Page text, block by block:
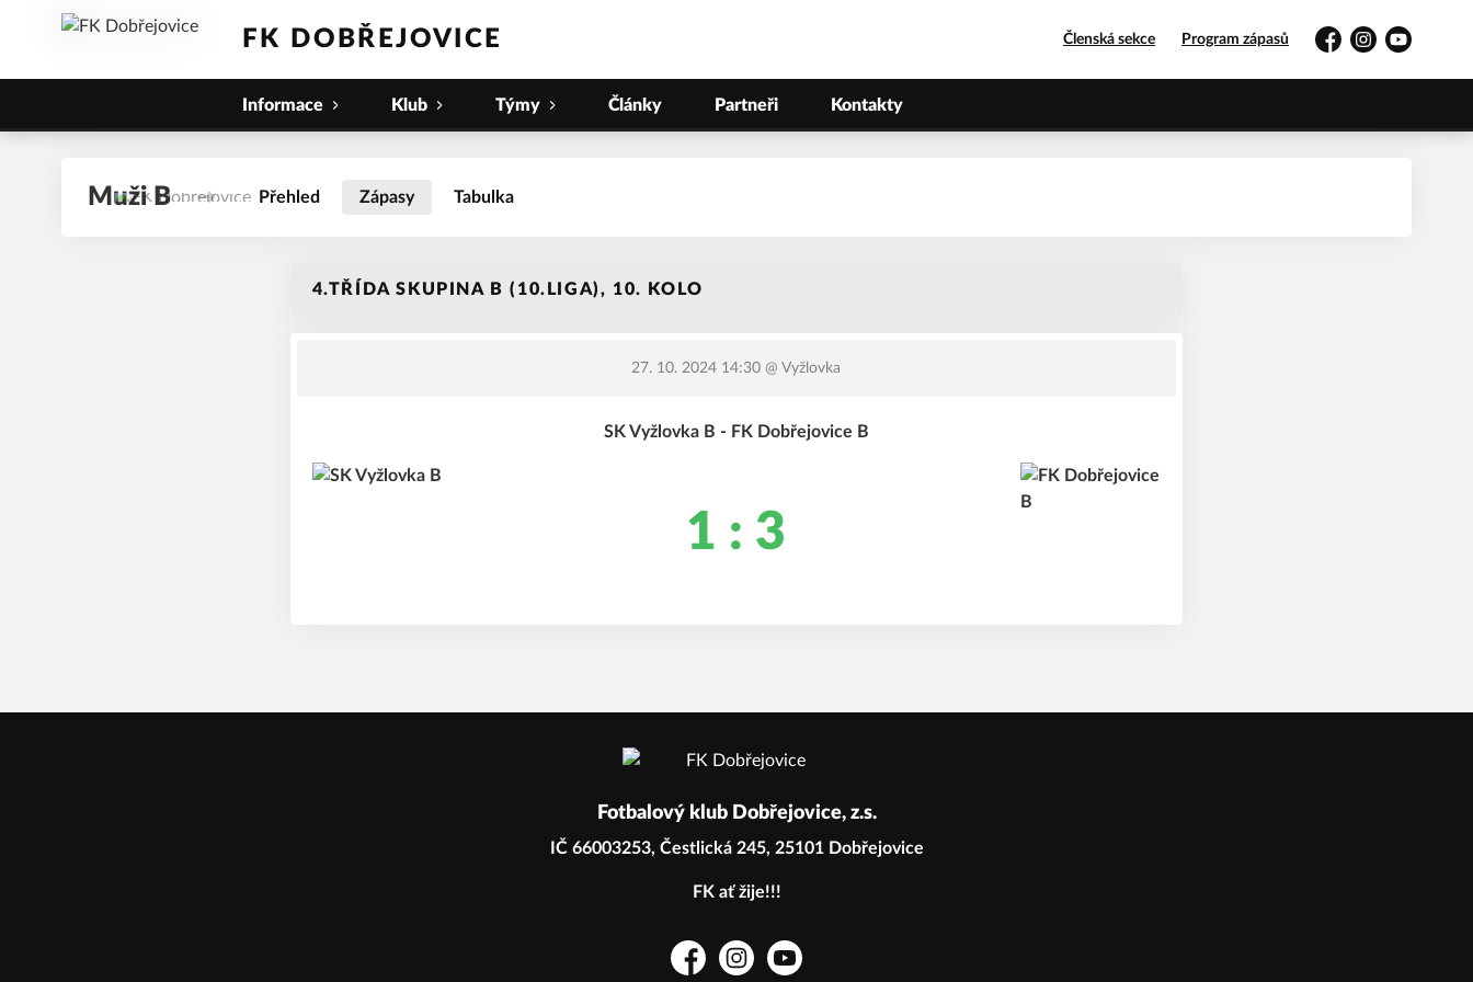
FK DOBŘEJOVICE Členská sekce Program zápasů
FacebookInstagramYouTube
Informace Klub Týmy Články Partneři Kontakty
Muži B Přehled Zápasy Tabulka
4.TŘÍDA SKUPINA B (10.LIGA), 10. KOLO
27. 10. 2024 14:30 @ Vyžlovka
SK Vyžlovka B - FK Dobřejovice B
1 : 3
Fotbalový klub Dobřejovice, z.s.
IČ 66003253, Čestlická 245, 25101 Dobřejovice
FK ať žije!!!
FacebookInstagramYouTube